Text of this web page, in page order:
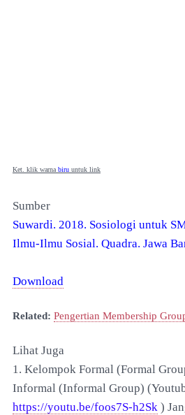
Ket. klik warna biru untuk link
Sumber
Suwardi. 2018. Sosiologi untuk
Ilmu-Ilmu Sosial. Quadra. Jawa
Download
Related: Pengertian Membership
Lihat Juga
1. Kelompok Formal (Formal
Informal (Informal Group)
https://youtu.be/foos7S-h2Sk )